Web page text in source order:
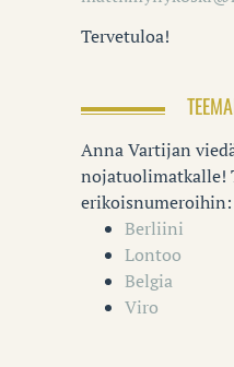
Tervetuloa!
Anna Vartijan
nojatuolimatkalle!
erikoisnumeroihin:
Berliini
Lontoo
Belgia
Viro